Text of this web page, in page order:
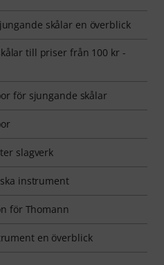
skålar en överblick
till priser från 100 kr -
för sjungande skålar
slagverk
instrument
för Thomann
en överblick